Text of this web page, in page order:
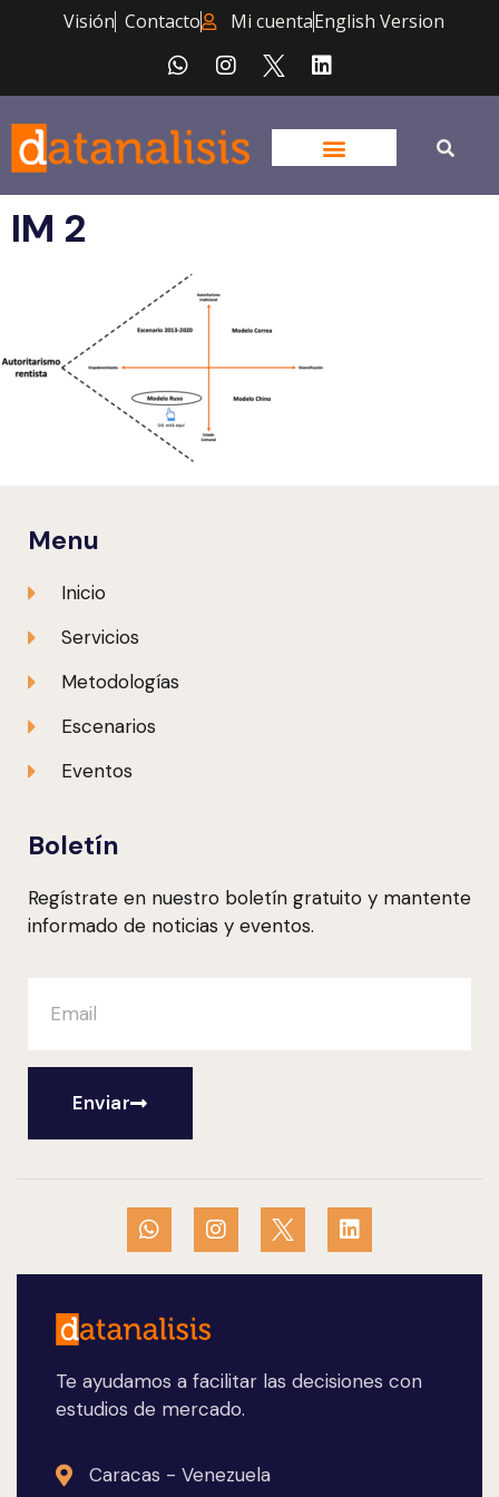
Visión Contacto Mi cuentaEnglish Version
IM 2
Te ayudamos a facilitar las decisiones con
estudios de mercado.
Caracas - Venezuela
Menu
Inicio
Servicios
Metodologías
Escenarios
Eventos
Boletín
Regístrate en nuestro boletín gratuito y mantente
informado de noticias y eventos.
Enviar